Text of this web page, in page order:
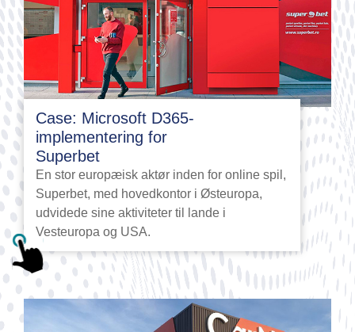
Case: Microsoft D365-
implementering for
Superbet
En stor europæisk aktør inden for online spil,
Superbet, med hovedkontor i Østeuropa,
udvidede sine aktiviteter til lande i
Vesteuropa og USA.